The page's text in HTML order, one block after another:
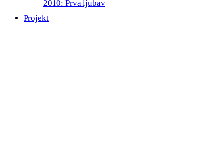
2010: Prva ljubav
Projekt